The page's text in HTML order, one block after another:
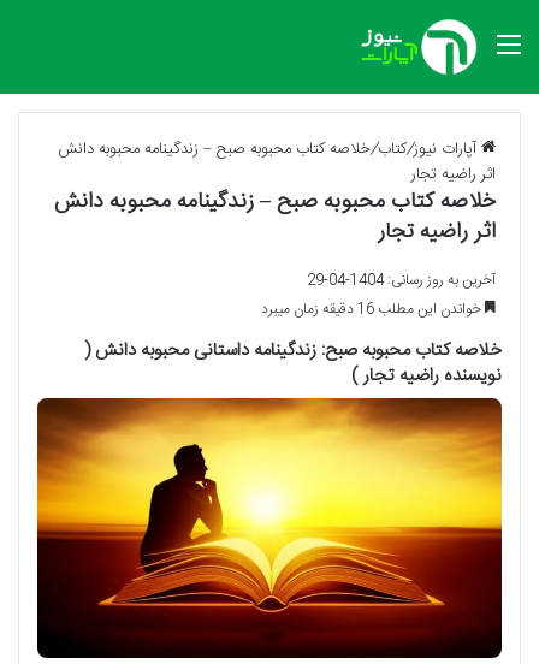
منو
آپارات نیوز/کتاب/خلاصه کتاب محبوبه صبح – زندگینامه محبوبه دانش
اثر راضیه تجار
خلاصه کتاب محبوبه صبح – زندگینامه محبوبه دانش
اثر راضیه تجار
آخرین به روز رسانی: 1404-04-29
خواندن این مطلب 16 دقیقه زمان میبرد
خلاصه کتاب محبوبه صبح: زندگینامه داستانی محبوبه دانش (
نویسنده راضیه تجار )